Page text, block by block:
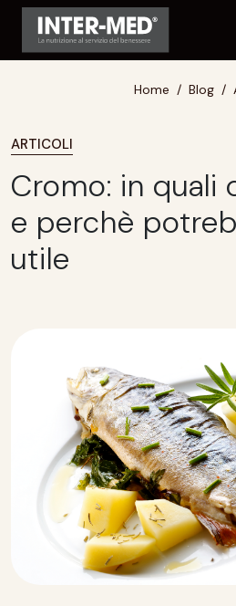
Home Blog
ARTICOLI
Cromo: in quali
e perchè
utile